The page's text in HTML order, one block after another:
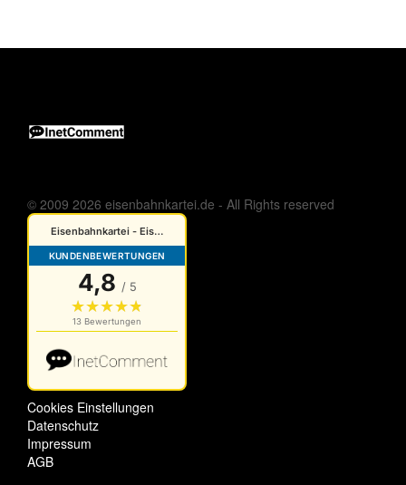
© 2009 2026 eisenbahnkartei.de - All Rights reserved
Cookies Einstellungen
Datenschutz
Impressum
AGB